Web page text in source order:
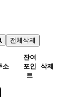
전체삭제
소
잔여
포인
트
삭제